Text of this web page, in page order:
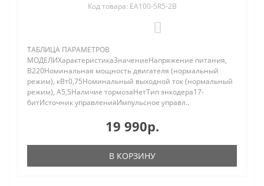
Код товара: EA100-5R5-2B
ТАБЛИЦА ПАРАМЕТРОВ
МОДЕЛИХарактеристикаЗначениеНапряжение питания,
В220Номинальная мощность двигателя (нормальный
режим), кВт0,75Номинальный выходной ток (нормальный
режим), A5,5Наличие тормозаНетТип энкодера17-
битИсточник управленияИмпульсное управл..
19 990р.
В КОРЗИНУ